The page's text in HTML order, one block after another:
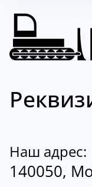
Наш адрес:
140050,